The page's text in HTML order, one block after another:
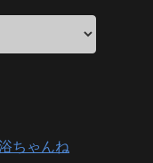
ちゃんね